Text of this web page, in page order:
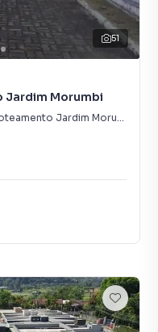
51
Jardim Morumbi
Jardim Morumbi